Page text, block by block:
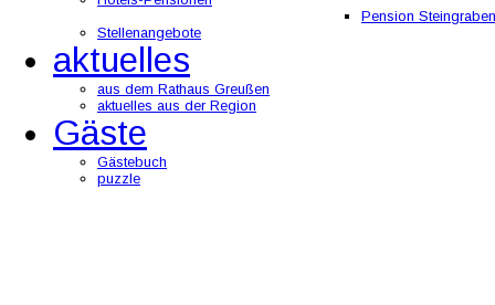
Pension Steingraben
Stellenangebote
aktuelles
aus dem Rathaus Greußen
aktuelles aus der Region
Gäste
Gästebuch
puzzle